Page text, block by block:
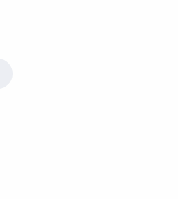
Indonesia
- Pramuka